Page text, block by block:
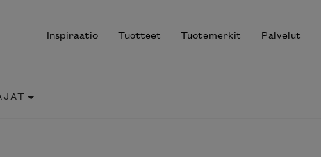
Inspiraatio Tuotteet Tuotemerkit Palvelut